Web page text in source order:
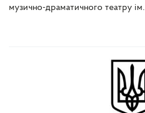
музично-драматичного театру